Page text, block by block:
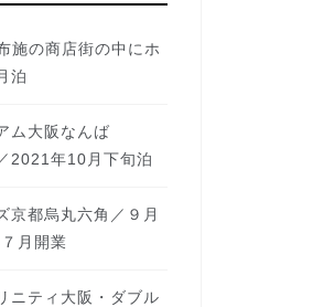
施の商店街の中にホ
泊
ム大阪なんば
2021年10月下旬泊
京都烏丸六角／９月
月開業
ニティ大阪・ダブル